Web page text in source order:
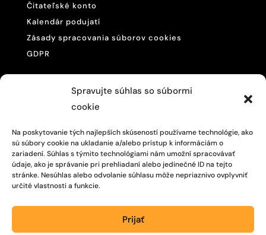
Spravujte súhlas so súbormi
cookie
Na poskytovanie tých najlepších skúseností používame technológie, ako
sú súbory cookie na ukladanie a/alebo prístup k informáciám o
zariadení. Súhlas s týmito technológiami nám umožní spracovávať
údaje, ako je správanie pri prehliadaní alebo jedinečné ID na tejto
stránke. Nesúhlas alebo odvolanie súhlasu môže nepriaznivo ovplyvniť
určité vlastnosti a funkcie.
Prijať
Čitateľské konto
Kalendár podujatí
Zásady spracovania súborov cookies
GDPR
KONTAKTUJE NÁS

M. R. Štefánika 875/200,
Vranov nad Topľou, 093 01
SLEDUJTE NÁS